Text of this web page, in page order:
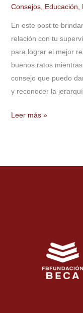
Consejos, Educación
En este post te
relación con tu
para lograr el mejor
buenos ratos
consejo que puedo
y reconocer la
relación
de
Leer más »